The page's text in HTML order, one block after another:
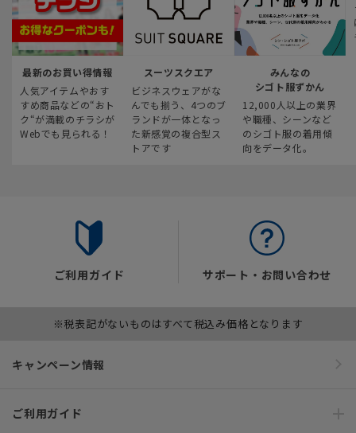
最新のお買い得情報
人気アイテムやおす
すめ商品などの“おト
ク“が満載のチラシが
Webでも見られる！
スーツスクエア
ビジネスウェアがな
んでも揃う、4つのブ
ランドが一体となっ
た新感覚の複合型ス
トアです
みんなの
シゴト服ずかん
12,000人以上の業界
や職種、シーンなど
のシゴト服の着用傾
向をデータ化。
ご利用ガイド サポート・お問い合わせ
※税表記がないものはすべて税込み価格となります
キャンペーン情報
ご利用ガイド